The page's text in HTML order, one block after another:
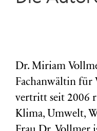
Dr. Miriam
Fachanwältin für
vertritt seit 2006
Klima, Umwelt,